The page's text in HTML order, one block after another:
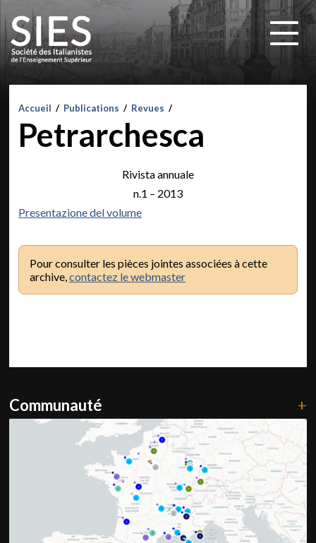
Accueil / Publications / Revues /
Petrarchesca
Rivista annuale
n.1 – 2013
Presentazione del volume
Pour consulter les pièces jointes associées à cette
archive,contactez le webmaster
Communauté +